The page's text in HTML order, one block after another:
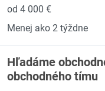
od 4 000 €
Menej ako 2 týždne
Hľadáme
obchodného tímu